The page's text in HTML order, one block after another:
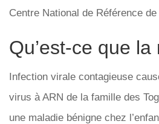
Centre National de Référence
Qu’est-ce que
Infection virale contagieuse
virus à ARN de la famille des
une maladie bénigne chez